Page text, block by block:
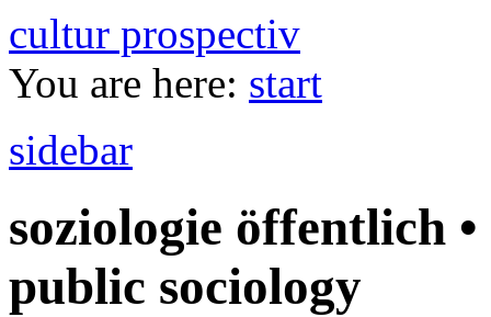
cultur prospectiv
You are here: start
sidebar
soziologie öffentlich
public sociology